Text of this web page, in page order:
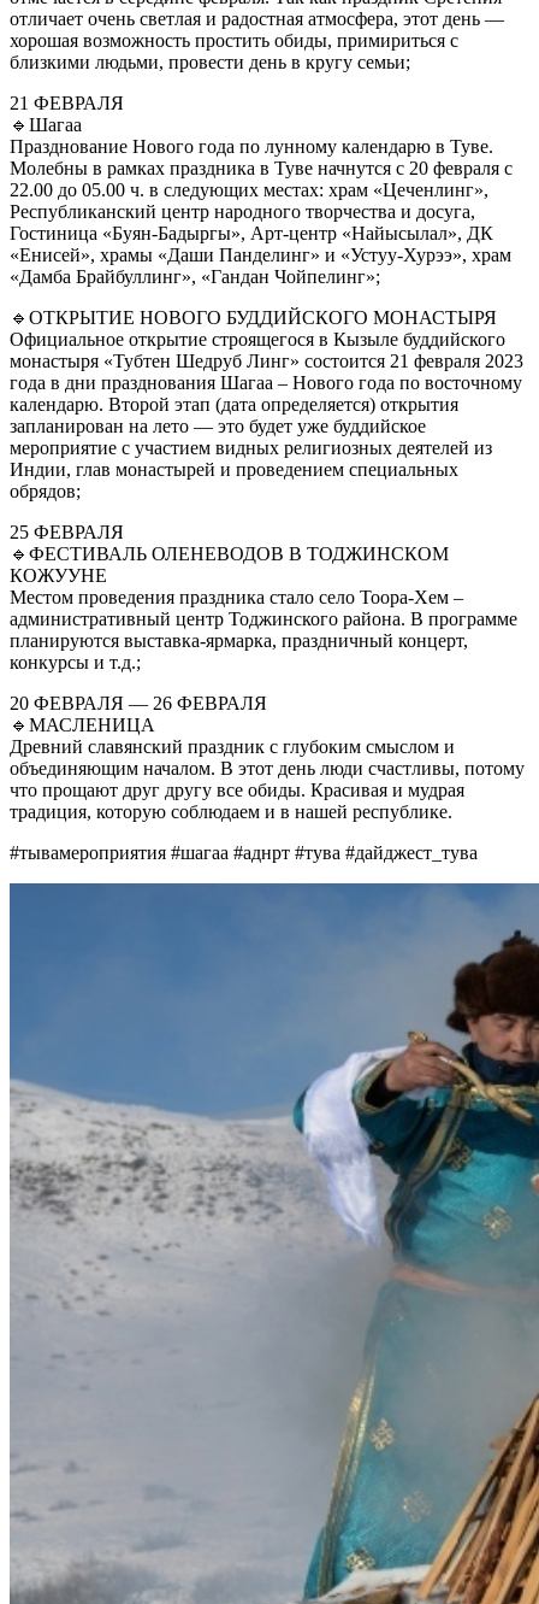
отличает очень светлая и радостная атмосфера, этот день —
хорошая возможность простить обиды, примириться с
близкими людьми, провести день в кругу семьи;
21 ФЕВРАЛЯ
🔹Шагаа
Празднование Нового года по лунному календарю в Туве.
Молебны в рамках праздника в Туве начнутся с 20 февраля с
22.00 до 05.00 ч. в следующих местах: храм «Цеченлинг»,
Республиканский центр народного творчества и досуга,
Гостиница «Буян-Бадыргы», Арт-центр «Найысылал», ДК
«Енисей», храмы «Даши Панделинг» и «Устуу-Хурээ», храм
«Дамба Брайбуллинг», «Гандан Чойпелинг»;
🔹ОТКРЫТИЕ НОВОГО БУДДИЙСКОГО МОНАСТЫРЯ
Официальное открытие строящегося в Кызыле буддийского
монастыря «Тубтен Шедруб Линг» состоится 21 февраля 2023
года в дни празднования Шагаа – Нового года по восточному
календарю. Второй этап (дата определяется) открытия
запланирован на лето — это будет уже буддийское
мероприятие с участием видных религиозных деятелей из
Индии, глав монастырей и проведением специальных
обрядов;
25 ФЕВРАЛЯ
🔹ФЕСТИВАЛЬ ОЛЕНЕВОДОВ В ТОДЖИНСКОМ
КОЖУУНЕ
Местом проведения праздника стало село Тоора-Хем –
административный центр Тоджинского района. В программе
планируются выставка-ярмарка, праздничный концерт,
конкурсы и т.д.;
20 ФЕВРАЛЯ — 26 ФЕВРАЛЯ
🔹МАСЛЕНИЦА
Древний славянский праздник с глубоким смыслом и
объединяющим началом. В этот день люди счастливы, потому
что прощают друг другу все обиды. Красивая и мудрая
традиция, которую соблюдаем и в нашей республике.
#тывамероприятия #шагаа #аднрт #тува #дайджест_тува